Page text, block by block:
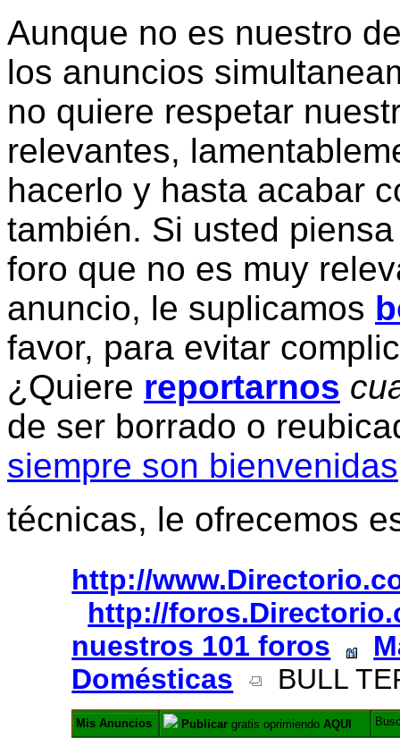
Aunque no es nuestro
los anuncios
no quiere respetar
relevantes,
hacerlo y hasta acabar
también. Si usted
foro que no es muy
anuncio, le suplicamos
favor, para evitar
¿Quiere reportarnos
de ser borrado o
siempre son bienvenidas
técnicas, le ofrecemos
http://
http://
nuestros 101 foros
Domésticas
BULL
Mis Anuncios Publicar gratis oprimiendoAQUI